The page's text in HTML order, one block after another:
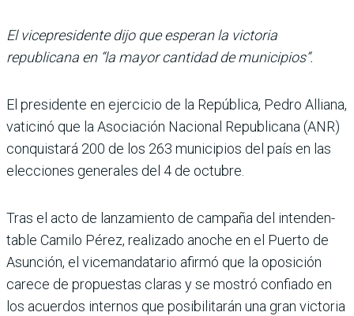
El vicepresidente dijo que esperan la victoria
republicana en “la mayor cantidad de municipios”.
El presidente en ejercicio de la República, Pedro Alliana,
vaticinó que la Asociación Nacional Republicana (ANR)
conquistará 200 de los 263 municipios del país en las
elecciones generales del 4 de octubre.
Tras el acto de lanzamiento de campaña del intenden­
table Camilo Pérez, reali­zado anoche en el Puerto de
Asunción, el vicemandata­rio afirmó que la oposición
carece de propuestas claras y se mostró confiado en
los acuerdos internos que posi­bilitarán una gran victoria